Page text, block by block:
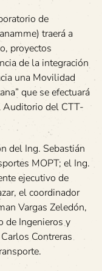
de
traerá a
proyectos
de la integración
una Movilidad
que se efectuará
Auditorio del CTT-
del Ing. Sebastián
MOPT; el Ing.
ejecutivo de
el coordinador
Vargas Zeledón,
de Ingenieros y
Contreras